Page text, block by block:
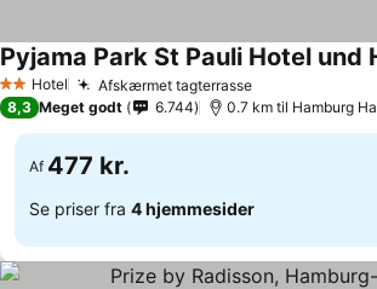
2 Stjerner
Hotel Afskærmet tagterrasse
Pyjama Park St Pauli Hotel und
8,3 Meget godt 6.744 0.7 km til Hamburg
Af 477 kr.
Se priser fra 4 hjemmesider